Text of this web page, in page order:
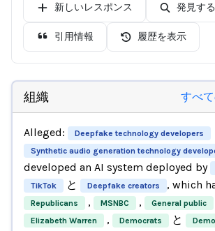
新しいレスポンス 発見する
引用情報 履歴を表示
組織 すべ
Alleged: Deepfake technology developers
Synthetic audio generation technology
developed an AI system deployed by
TikTok と Deepfake creators , which
Republicans , MSNBC , General public
Elizabeth Warren , Democrats と